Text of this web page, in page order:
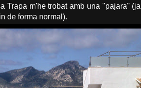
Trapa m'he trobat amb una "pajara"
de forma normal).